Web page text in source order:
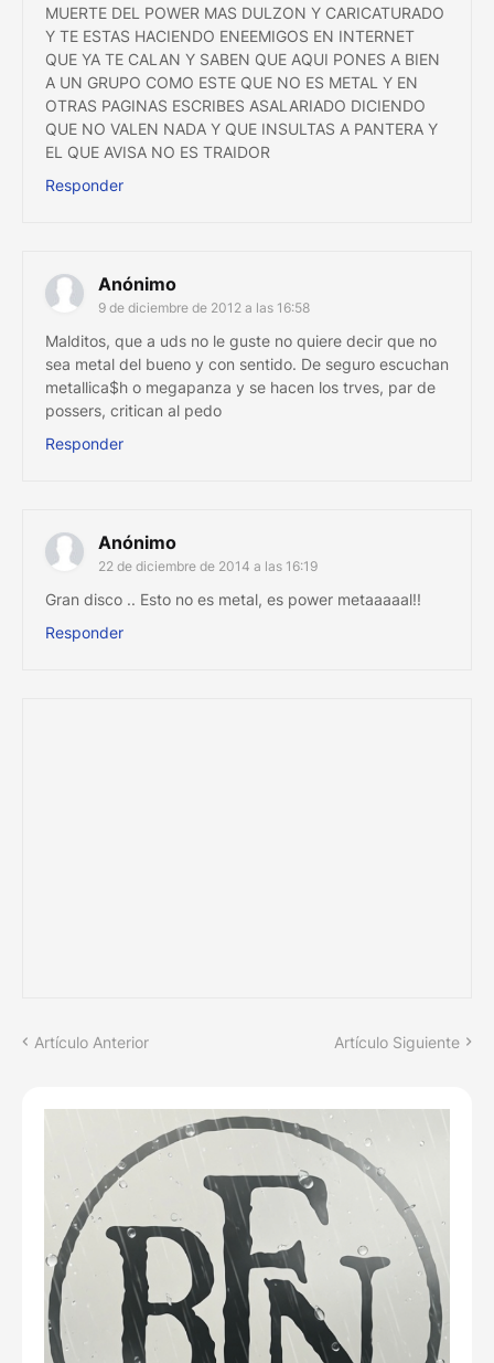
MUERTE DEL POWER MAS DULZON Y CARICATURADO
Y TE ESTAS HACIENDO ENEEMIGOS EN INTERNET
QUE YA TE CALAN Y SABEN QUE AQUI PONES A BIEN
A UN GRUPO COMO ESTE QUE NO ES METAL Y EN
OTRAS PAGINAS ESCRIBES ASALARIADO DICIENDO
QUE NO VALEN NADA Y QUE INSULTAS A PANTERA Y
EL QUE AVISA NO ES TRAIDOR
Responder
Anónimo
9 de diciembre de 2012 a las 16:58
Malditos, que a uds no le guste no quiere decir que no
sea metal del bueno y con sentido. De seguro escuchan
metallica$h o megapanza y se hacen los trves, par de
possers, critican al pedo
Responder
Anónimo
22 de diciembre de 2014 a las 16:19
Gran disco .. Esto no es metal, es power metaaaaal!!
Responder
Artículo Anterior Artículo Siguiente